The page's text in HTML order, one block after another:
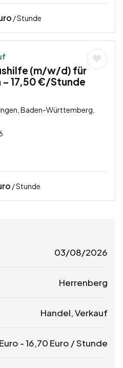
/ Stunde
(m/w/d) für
– 17,50 €/Stunde
Baden-Württemberg,
/ Stunde
03/08/2026
Herrenberg
Handel, Verkauf
Euro -16,70 Euro / Stunde